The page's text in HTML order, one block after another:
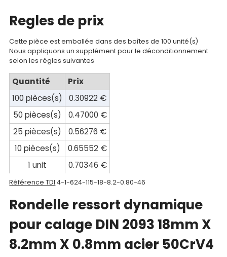
Mon
compte
Mon
panier
Contact
Regles de prix
Cette pièce est emballée dans des boîtes de 100 unité(s)
Nous appliquons un supplément pour le déconditionnement
selon les règles suivantes
Quantité
Prix
100 pièces(s)
0.30922 €
50 pièces(s)
0.47000 €
25 pièces(s)
0.56276 €
10 pièces(s)
0.65552 €
1 unit
0.70346 €
Référence TDI 4-1-624-115-18-8.2-0.80-46
Rondelle ressort dynamique
pour calage DIN 2093 18mm X
8.2mm X 0.8mm acier 50CrV4